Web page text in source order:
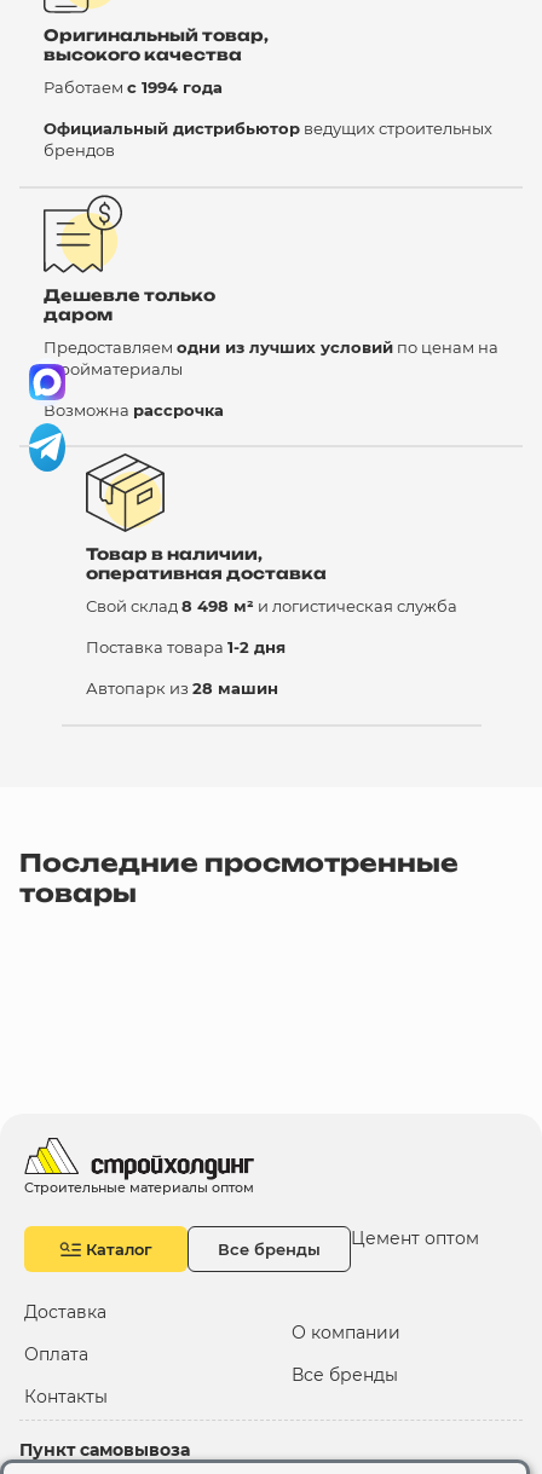
Оригинальный товар,
высокого качества
Работаем с 1994 года
Официальный дистрибьютор ведущих строительных
брендов
Дешевле только
даром
Предоставляем одни из лучших условий по ценам на
стройматериалы
Возможна рассрочка
Товар в наличии,
оперативная доставка
Свой склад 8 498 м² и логистическая служба
Поставка товара 1-2 дня
Автопарк из 28 машин
Последние просмотренные
товары
Строительные материалы оптом
Каталог Все бренды Цемент оптом
Доставка
Оплата
Контакты
О компании
Все бренды
Пункт самовывоза